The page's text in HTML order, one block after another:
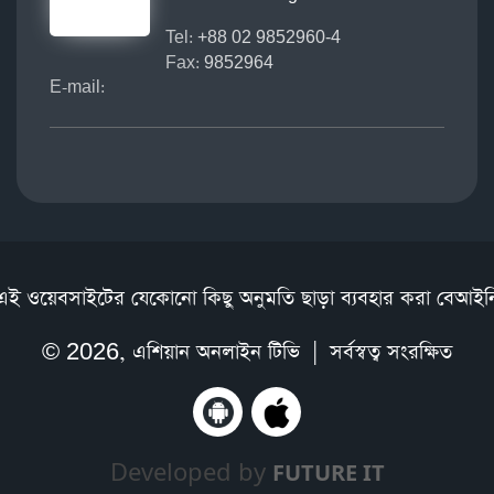
Tel: +88 02 9852960-4
Fax: 9852964
E-mail:
ওয়েবসাইটের যেকোনো কিছু অনুমতি ছাড়া ব্যবহার করা
© 2026, এশিয়ান অনলাইন টিভি| সর্বস্বত্ব সংরক্ষিত
Developed by FUTURE IT